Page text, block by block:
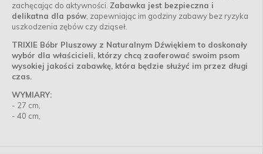
zachęcając do aktywności. Zabawka jest bezpieczna i
delikatna dla psów , zapewniając im godziny zabawy bez ryzyka
uszkodzenia zębów czy dziąseł.
TRIXIE Bóbr Pluszowy z Naturalnym Dźwiękiem to doskonały
wybór dla właścicieli, którzy chcą zaoferować swoim psom
wysokiej jakości zabawkę, która będzie służyć im przez długi
czas.
WYMIARY:
- 27 cm,
- 40 cm,